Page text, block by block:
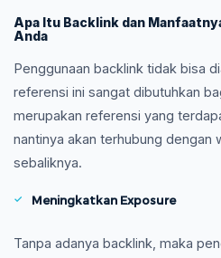
Apa Itu Backlink dan
Anda
Penggunaan backlink tidak bisa
referensi ini sangat dibutuhkan
merupakan referensi yang
nantinya akan terhubung dengan
sebaliknya.
Meningkatkan Exposure
Tanpa adanya backlink, maka